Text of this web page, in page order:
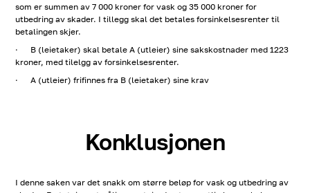
som er summen av 7 000 kroner for vask og 35 000 kroner for
utbedring av skader. I tillegg skal det betales forsinkelsesrenter til
betalingen skjer.
· B (leietaker) skal betale A (utleier) sine sakskostnader med 1223
kroner, med tilelgg av forsinkelsesrenter.
· A (utleier) frifinnes fra B (leietaker) sine krav
Konklusjonen
I denne saken var det snakk om større beløp for vask og utbedring av